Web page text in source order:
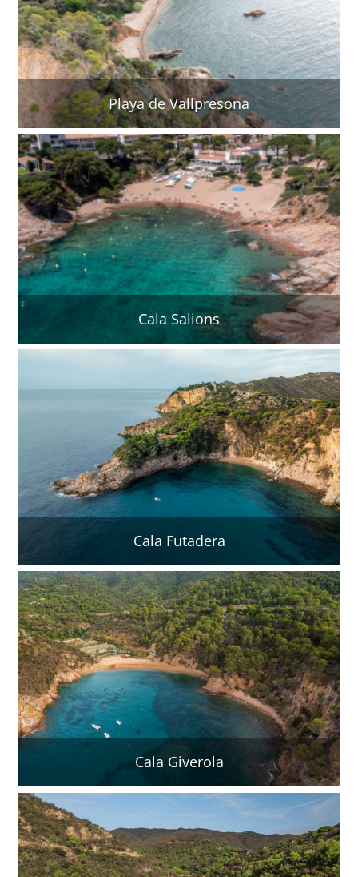
Playa de Vallpresona
Cala Salions
Cala Futadera
Cala Giverola